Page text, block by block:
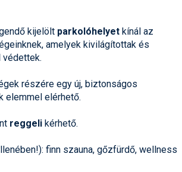
kijelölt parkolóhelyet kínál az
amelyek kivilágítottak és
védettek.
részére egy új, biztonságos
elemmel elérhető.
reggeli kérhető.
finn szauna, gőzfürdő, wellness